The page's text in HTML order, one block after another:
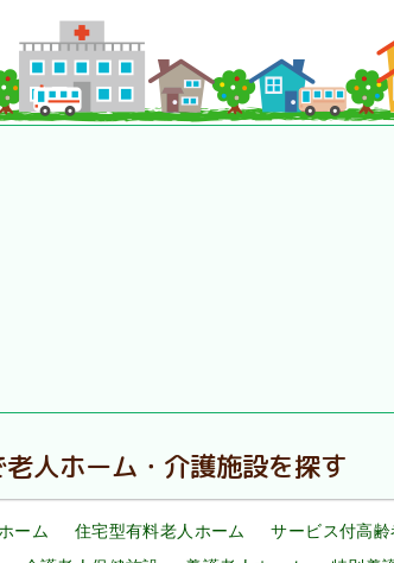
人ホーム・介護施設を探す
ーム 住宅型有料老人ホーム
サービス付高